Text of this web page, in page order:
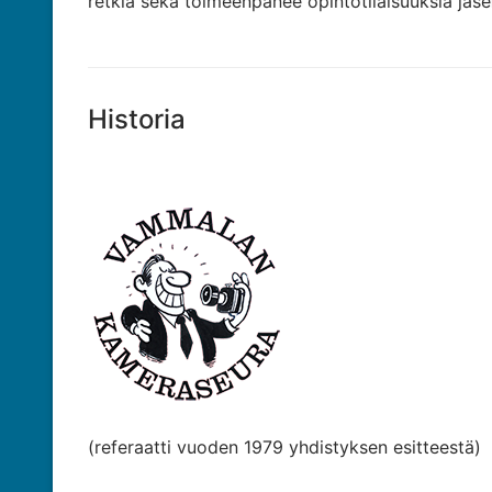
Historia
(referaatti vuoden 1979 yhdistyksen esitteestä)